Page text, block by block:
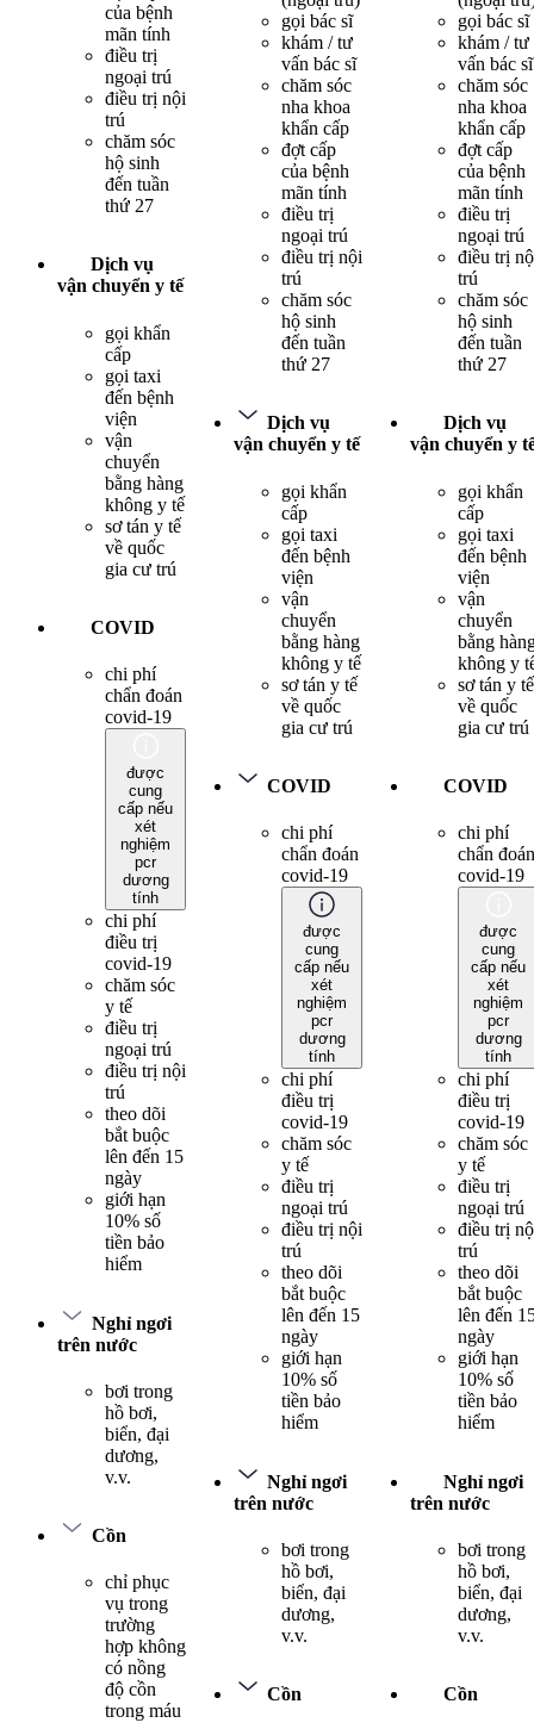
của bệnh
mãn tính
điều trị
ngoại trú
điều trị nội
trú
chăm sóc
hộ sinh
đến tuần
thứ 27
Dịch vụ
vận chuyển y tế
gọi khẩn
cấp
gọi taxi
đến bệnh
viện
vận
chuyển
bằng hàng
không y tế
sơ tán y tế
về quốc
gia cư trú
COVID
chi phí
chẩn đoán
covid-19
được
cung
cấp nếu
xét
nghiệm
pcr
dương
tính
chi phí
điều trị
covid-19
chăm sóc
y tế
điều trị
ngoại trú
điều trị nội
trú
theo dõi
bắt buộc
lên đến 15
ngày
giới hạn
10% số
tiền bảo
hiểm
Nghỉ ngơi
trên nước
bơi trong
hồ bơi,
biển, đại
dương,
v.v.
Cồn
chỉ phục
vụ trong
trường
hợp không
có nồng
độ cồn
trong máu
gọi bác sĩ
khám / tư
vấn bác sĩ
chăm sóc
nha khoa
khẩn cấp
đợt cấp
của bệnh
mãn tính
điều trị
ngoại trú
điều trị nội
trú
chăm sóc
hộ sinh
đến tuần
thứ 27
Dịch vụ
vận chuyển y tế
gọi khẩn
cấp
gọi taxi
đến bệnh
viện
vận
chuyển
bằng hàng
không y tế
sơ tán y tế
về quốc
gia cư trú
COVID
chi phí
chẩn đoán
covid-19
được
cung
cấp nếu
xét
nghiệm
pcr
dương
tính
chi phí
điều trị
covid-19
chăm sóc
y tế
điều trị
ngoại trú
điều trị nội
trú
theo dõi
bắt buộc
lên đến 15
ngày
giới hạn
10% số
tiền bảo
hiểm
Nghỉ ngơi
trên nước
bơi trong
hồ bơi,
biển, đại
dương,
v.v.
Cồn
gọi bác sĩ
khám / tư
vấn bác sĩ
chăm sóc
nha khoa
khẩn cấp
đợt cấp
của bệnh
mãn tính
điều trị
ngoại trú
điều trị
trú
chăm sóc
hộ sinh
đến tuần
thứ 27
Dịch vụ
vận chuyển y
gọi khẩn
cấp
gọi taxi
đến bệnh
viện
vận
chuyển
bằng
không y
sơ tán y tế
về quốc
gia cư trú
COVID
chi phí
chẩn đoán
covid-19
được
cung
cấp nếu
xét
nghiệm
pcr
dương
tính
chi phí
điều trị
covid-19
chăm sóc
y tế
điều trị
ngoại trú
điều trị
trú
theo dõi
bắt buộc
lên đến
ngày
giới hạn
10% số
tiền bảo
hiểm
Nghỉ ngơi
trên nước
bơi trong
hồ bơi,
biển, đại
dương,
v.v.
Cồn